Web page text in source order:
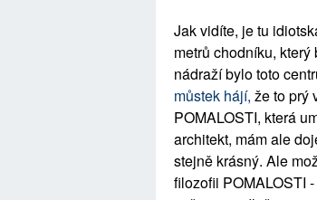
Jak vidíte, je tu
metrů chodníku,
nádraží bylo toto
můstek hájí, že to prý
POMALOSTI, která
architekt, mám ale
stejně krásný. Ale
filozofii POMALOSTI